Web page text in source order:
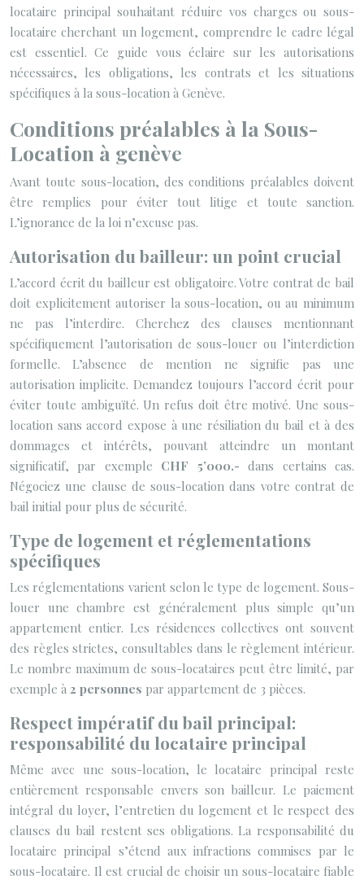
locataire principal souhaitant réduire vos charges ou sous-
locataire cherchant un logement, comprendre le cadre légal
est essentiel. Ce guide vous éclaire sur les autorisations
nécessaires, les obligations, les contrats et les situations
spécifiques à la sous-location à Genève.
Conditions préalables à la Sous-
Location à genève
Avant toute sous-location, des conditions préalables doivent
être remplies pour éviter tout litige et toute sanction.
L’ignorance de la loi n’excuse pas.
Autorisation du bailleur: un point crucial
L’accord écrit du bailleur est obligatoire. Votre contrat de bail
doit explicitement autoriser la sous-location, ou au minimum
ne pas l’interdire. Cherchez des clauses mentionnant
spécifiquement l’autorisation de sous-louer ou l’interdiction
formelle. L’absence de mention ne signifie pas une
autorisation implicite. Demandez toujours l’accord écrit pour
éviter toute ambiguïté. Un refus doit être motivé. Une sous-
location sans accord expose à une résiliation du bail et à des
dommages et intérêts, pouvant atteindre un montant
significatif, par exemple CHF 5’000.-dans certains cas.
Négociez une clause de sous-location dans votre contrat de
bail initial pour plus de sécurité.
Type de logement et réglementations
spécifiques
Les réglementations varient selon le type de logement. Sous-
louer une chambre est généralement plus simple qu’un
appartement entier. Les résidences collectives ont souvent
des règles strictes, consultables dans le règlement intérieur.
Le nombre maximum de sous-locataires peut être limité, par
exemple à 2 personnes par appartement de 3 pièces.
Respect impératif du bail principal:
responsabilité du locataire principal
Même avec une sous-location, le locataire principal reste
entièrement responsable envers son bailleur. Le paiement
intégral du loyer, l’entretien du logement et le respect des
clauses du bail restent ses obligations. La responsabilité du
locataire principal s’étend aux infractions commises par le
sous-locataire. Il est crucial de choisir un sous-locataire fiable